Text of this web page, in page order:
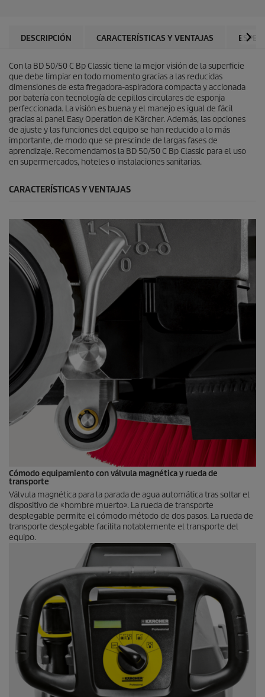
u
c
t
o
.
1
r
e
s
e
ñ
a
DESCRIPCIÓN CARACTERÍSTICAS Y VENTAJAS
Con la BD 50/50 C Bp Classic tiene la mejor visión de la superficie
que debe limpiar en todo momento gracias a las reducidas
dimensiones de esta fregadora-aspiradora compacta y accionada
por batería con tecnología de cepillos circulares de esponja
perfeccionada. La visión es buena y el manejo es igual de fácil
gracias al panel Easy Operation de Kärcher. Además, las opciones
de ajuste y las funciones del equipo se han reducido a lo más
importante, de modo que se prescinde de largas fases de
aprendizaje. Recomendamos la BD 50/50 C Bp Classic para el uso
en supermercados, hoteles o instalaciones sanitarias.
CARACTERÍSTICAS Y VENTAJAS
Cómodo equipamiento con válvula magnética y rueda de
transporte
Válvula magnética para la parada de agua automática tras soltar el
dispositivo de «hombre muerto». La rueda de transporte
desplegable permite el cómodo método de dos pasos. La rueda de
transporte desplegable facilita notablemente el transporte del
equipo.